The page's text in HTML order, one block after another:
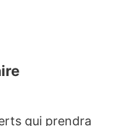
qui prendra